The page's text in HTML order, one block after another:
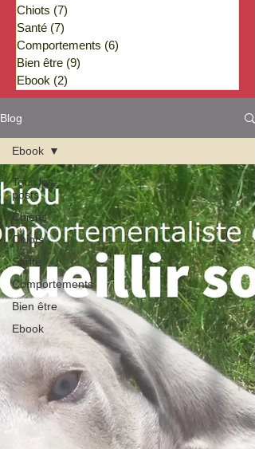
Chiots (7)
Santé (7)
Comportements (6)
Bien être (9)
Ebook (2)
Blog
Tous les
posts
Chiens
Chiots
Santé
Comportements
Bien être
Ebook
Ebook